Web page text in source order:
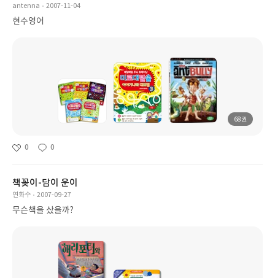
antenna 2007-11-04
현수영어
68권
0 0
책꽂이-담이 운이
연화수 2007-09-27
무슨책을 샀을까?